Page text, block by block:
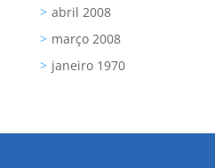
abril 2008
março 2008
janeiro 1970